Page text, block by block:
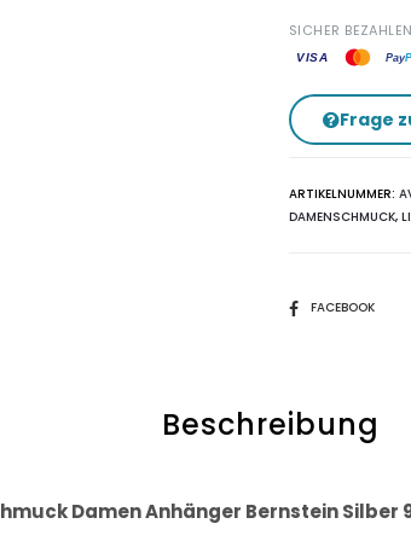
SICHER
VISA Pay
Frage
ARTIKELNUMMER:
DAMENSCHMUCK,
SHAREFACEBOOK
Beschreibung
Damen Anhänger Bernstein Silber